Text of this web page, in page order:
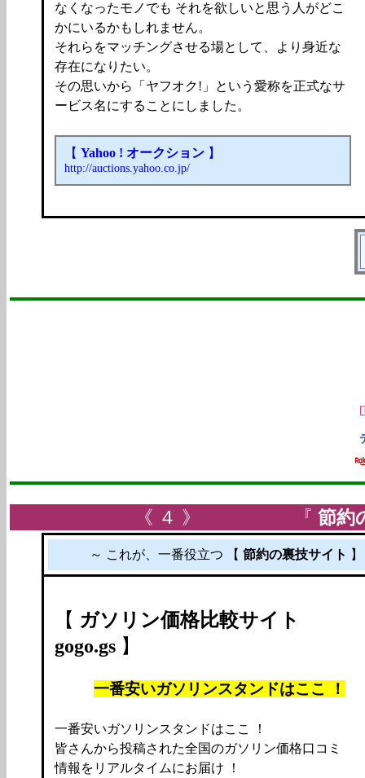
なくなったモノでも それを欲しいと思う人がどこ
かにいるかもしれません。
それらをマッチングさせる場として、より身近な
存在になりたい。
その思いから「ヤフオク!」という愛称を正式なサ
ービス名にすることにしました。
【 Yahoo ! オークション】
http://auctions.yahoo.co.jp/
《 ４ 》 『 節約
～ これが、一番役立つ 【 節約の裏技サイト
【 ガソリン価格比較サイト
gogo.gs】
一番安いガソリンスタンドはここ ！
一番安いガソリンスタンドはここ ！
皆さんから投稿された全国のガソリン価格口コミ
情報をリアルタイムにお届け ！